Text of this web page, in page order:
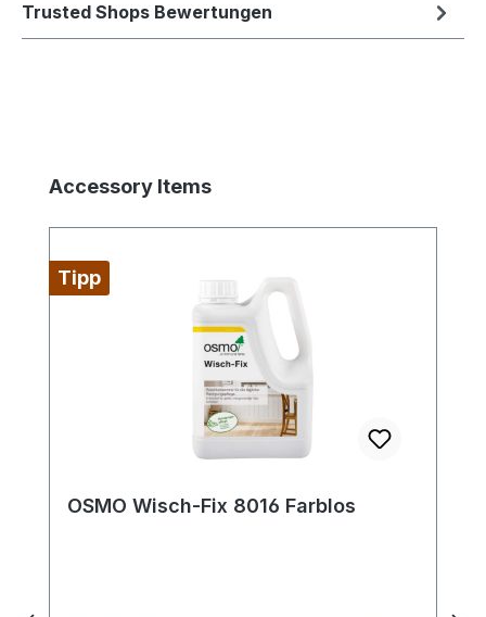
Trusted Shops Bewertungen
Produktgalerie überspringen
Accessory Items
Tipp
OSMO Wisch-Fix 8016 Farblos